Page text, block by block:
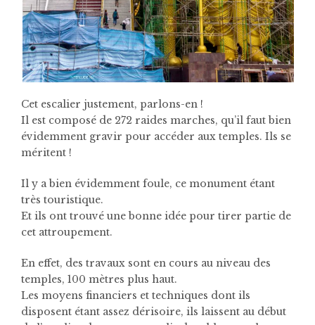
Cet escalier justement, parlons-en !
Il est composé de 272 raides marches, qu’il faut bien
évidemment gravir pour accéder aux temples. Ils se
méritent !
Il y a bien évidemment foule, ce monument étant
très touristique.
Et ils ont trouvé une bonne idée pour tirer partie de
cet attroupement.
En effet, des travaux sont en cours au niveau des
temples, 100 mètres plus haut.
Les moyens financiers et techniques dont ils
disposent étant assez dérisoire, ils laissent au début